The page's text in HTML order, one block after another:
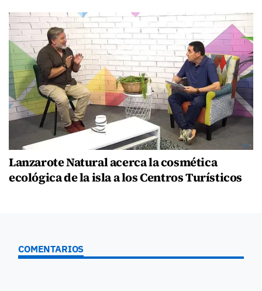
Lanzarote Natural acerca la cosmética
ecológica de la isla a los Centros Turísticos
COMENTARIOS